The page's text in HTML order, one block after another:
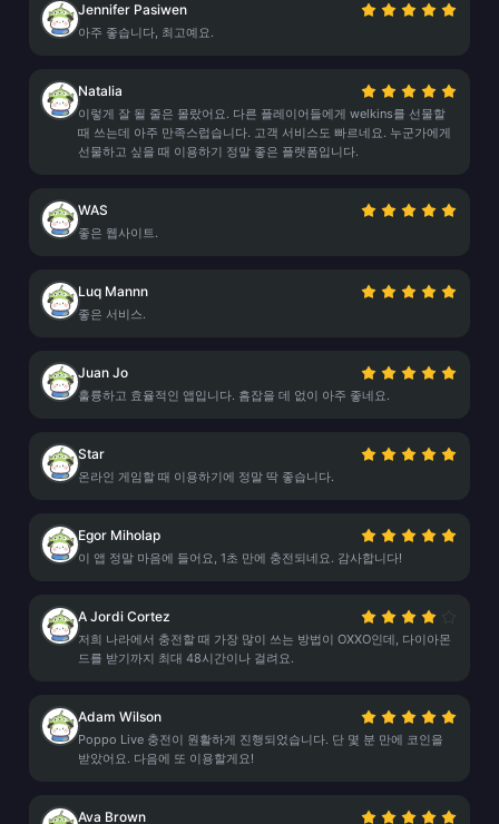
Jennifer Pasiwen
아주 좋습니다, 최고예요.
Natalia
이렇게 잘 될 줄은 몰랐어요. 다른 플레이어들에게 welkins를 선물할
때 쓰는데 아주 만족스럽습니다. 고객 서비스도 빠르네요. 누군가에게
선물하고 싶을 때 이용하기 정말 좋은 플랫폼입니다.
WAS
좋은 웹사이트.
Luq Mannn
좋은 서비스.
Juan Jo
훌륭하고 효율적인 앱입니다. 흠잡을 데 없이 아주 좋네요.
Star
온라인 게임할 때 이용하기에 정말 딱 좋습니다.
Egor Miholap
이 앱 정말 마음에 들어요, 1초 만에 충전되네요. 감사합니다!
A Jordi Cortez
저희 나라에서 충전할 때 가장 많이 쓰는 방법이 OXXO인데, 다이아몬
드를 받기까지 최대 48시간이나 걸려요.
Adam Wilson
Poppo Live 충전이 원활하게 진행되었습니다. 단 몇 분 만에 코인을
받았어요. 다음에 또 이용할게요!
Ava Brown